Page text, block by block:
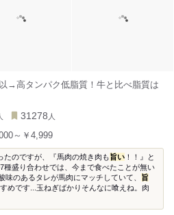
→高タンパク低脂質！牛と比べ脂質は
31278 人
～￥4,999
たのですが、『馬肉の焼き肉も旨い ！！』と
種盛り合わせでは、今まで食べたことが無い
のあるタレが馬肉にマッチしていて、 旨
めです...玉ねぎばかりそんなに喰えね。肉